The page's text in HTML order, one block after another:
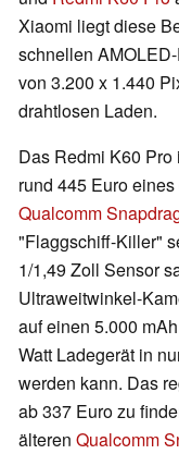
Xiaomi liegt diese
schnellen
von 3.200 x 1.440
drahtlosen Laden.
Das Redmi K60
rund 445 Euro
Qualcomm
"Flaggschiff-Killer"
1/1,49 Zoll Sensor
Ultraweitwinkel-
auf einen 5.000
Watt Ladegerät in
werden kann. Das
ab 337 Euro zu
älteren Qualcomm